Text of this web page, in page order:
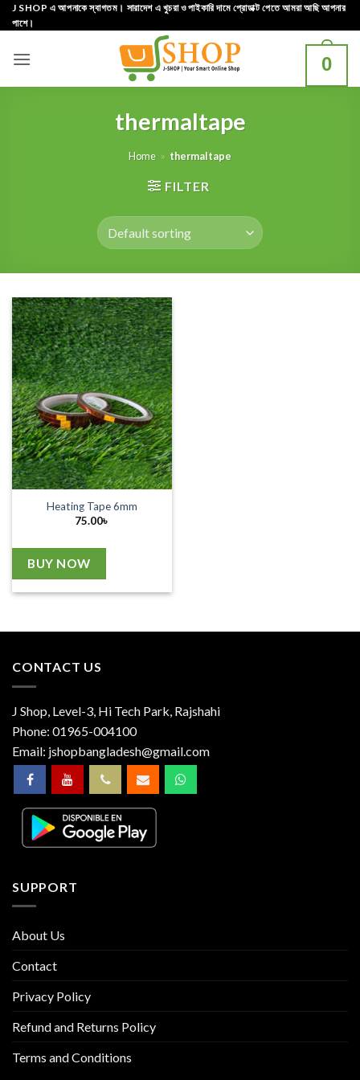
Skip
to
J SHOP এ আপনাকে স্বাগতম। সারাদেশ এ খুচরা ও পাইকারি দামে প্রোডাক্ট পেতে আমরা আছি আপনার
পাশে।
0
thermaltape
Home » thermaltape
FILTER
Heating Tape 6mm
75.00৳
BUY NOW
CONTACT US
J Shop, Level-3, Hi Tech Park, Rajshahi
Phone: 01965-004100
Email: jshopbangladesh@gmail.com
SUPPORT
About Us
Contact
Privacy Policy
Refund and Returns Policy
Terms and Conditions